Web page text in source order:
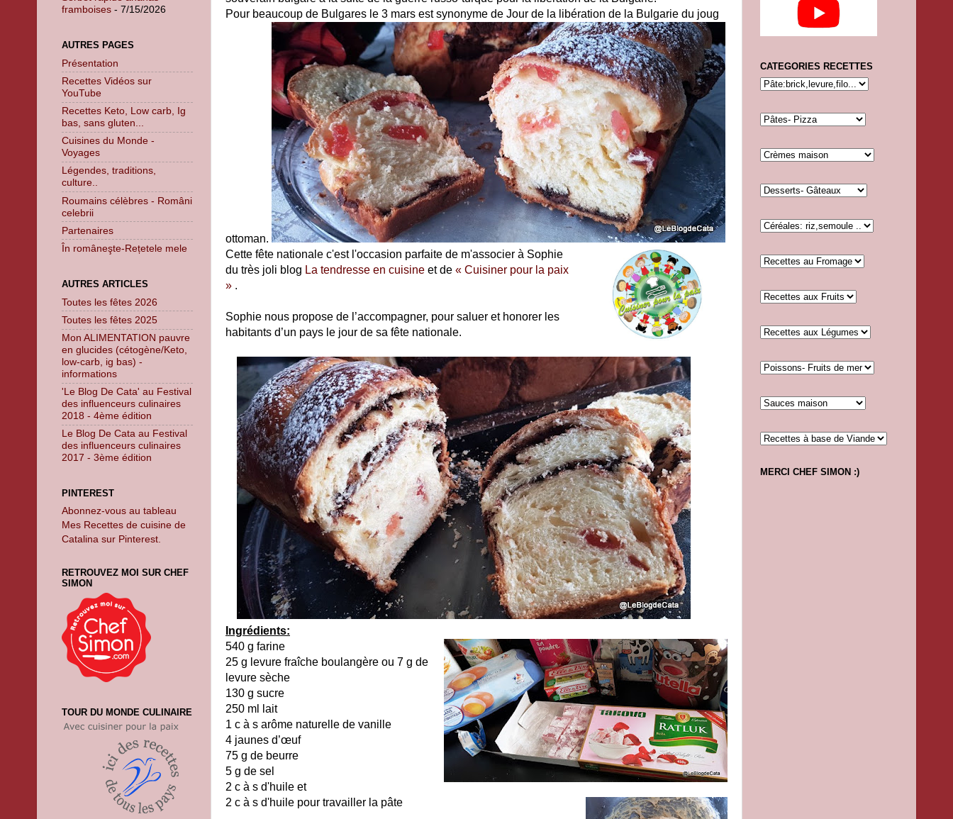
Pour beaucoup de Bulgares le 3 mars est synonyme de Jour de la libération de la Bulgarie du joug
ottoman.
Cette fête nationale c'est l'occasion parfaite de m'associer à Sophie
du très joli blog La tendresse en cuisine et de « Cuisiner pour la paix
» .
Sophie nous propose de l’accompagner, pour saluer et honorer les
habitants d’un pays le jour de sa fête nationale.
Ingrédients:
540 g farine
25 g levure fraîche boulangère ou 7 g de
levure sèche
130 g sucre
250 ml lait
1 c à s arôme naturelle de vanille
4 jaunes d’œuf
75 g de beurre
5 g de sel
2 c à s d'huile et
2 c à s d'huile pour travailler la pâte
framboises - 7/15/2026
AUTRES PAGES
Présentation
Recettes Vidéos sur
YouTube
Recettes Keto, Low carb, Ig
bas, sans gluten...
Cuisines du Monde -
Voyages
Légendes, traditions,
culture..
Roumains célèbres - Români
celebrii
Partenaires
În româneşte-Rețetele mele
AUTRES ARTICLES
Toutes les fêtes 2026
Toutes les fêtes 2025
Mon ALIMENTATION pauvre
en glucides (cétogène/Keto,
low-carb, ig bas) -
informations
'Le Blog De Cata' au Festival
des influenceurs culinaires
2018 - 4ème édition
Le Blog De Cata au Festival
des influenceurs culinaires
2017 - 3ème édition
PINTEREST
Abonnez-vous au tableau
Mes Recettes de cuisine de
Catalina sur Pinterest.
RETROUVEZ MOI SUR CHEF
SIMON
TOUR DU MONDE CULINAIRE
CATEGORIES RECETTES
MERCI CHEF SIMON :)